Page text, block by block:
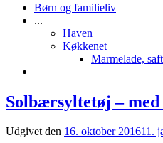
Børn og familieliv
...
Haven
Køkkenet
Marmelade,
Solbærsyltetøj – med
Udgivet den 16. oktober 201611.